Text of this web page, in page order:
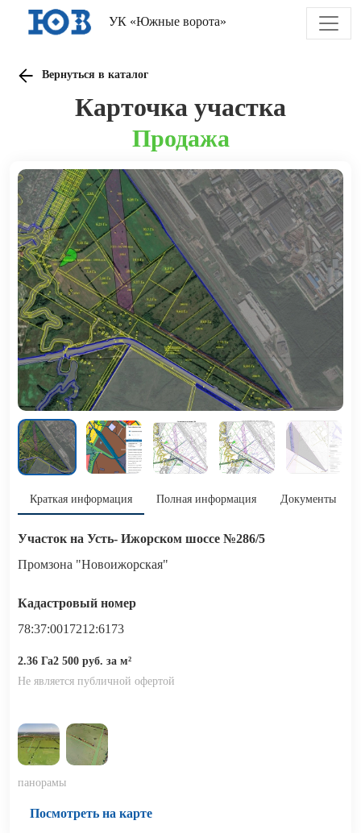
УК «Южные ворота»
Вернуться в каталог
Карточка участка
Продажа
Краткая информация Полная информация Документы
Участок на Усть- Ижорском шоссе №286/5
Промзона "Новоижорская"
Кадастровый номер
78:37:0017212:6173
2.36 Га2 500 руб. за м²
Не является публичной офертой
панорамы
Посмотреть на карте